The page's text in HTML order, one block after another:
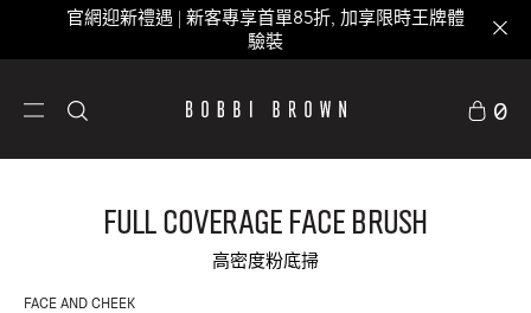
官網迎新禮遇 | 新客專享首單85折, 加享限時王牌體
驗裝
0
Full Coverage Face Brush
高密度粉底掃
FACE AND CHEEK